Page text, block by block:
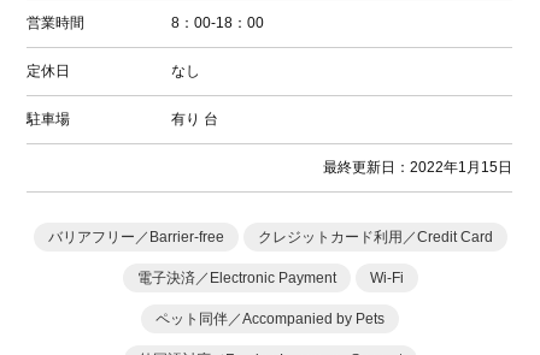
営業時間 8：00-18：00
定休日 なし
駐車場 有り 台
最終更新日：2022年1月15日
バリアフリー／Barrier-free クレジットカード利用／Credit Card
電子決済／Electronic Payment Wi-Fi
ペット同伴／Accompanied by Pets